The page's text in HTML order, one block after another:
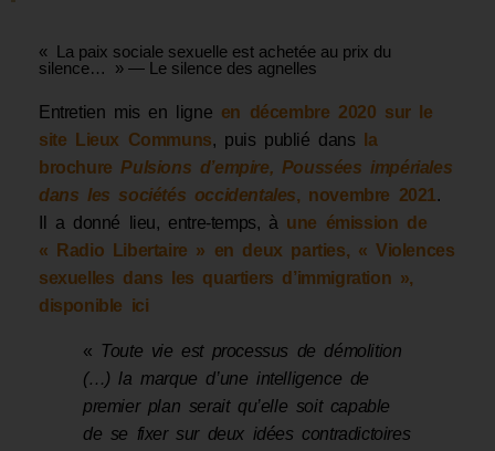
« La paix sociale sexuelle est achetée au prix du
silence… » — Le silence des agnelles
Entretien mis en ligne en décembre 2020 sur le
site Lieux Communs, puis publié dans
la
brochure Pulsions d’empire, Poussées impériales
dans les sociétés occidentales, novembre 2021.
Il a donné lieu, entre-temps, à une émission de
« Radio Libertaire » en deux parties, « Violences
sexuelles dans les quartiers d’immigration »,
disponible ici
« Toute vie est processus de démolition
(… ) la marque d’une intelligence de
premier plan serait qu’elle soit capable
de se fixer sur deux idées contradictoires